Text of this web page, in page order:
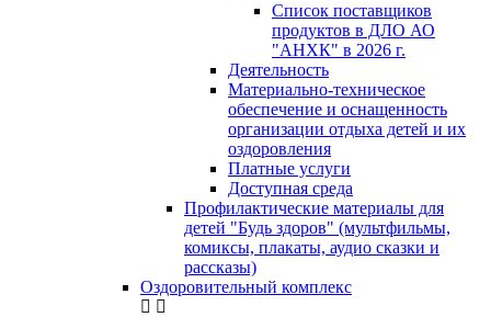
Список поставщиков
продуктов в ДЛО АО
"АНХК" в 2026 г.
Деятельность
Материально-техническое
обеспечение и оснащенность
организации отдыха детей и их
оздоровления
Платные услуги
Доступная среда
Профилактические материалы для
детей "Будь здоров" (мультфильмы,
комиксы, плакаты, аудио сказки и
рассказы)
Оздоровительный комплекс